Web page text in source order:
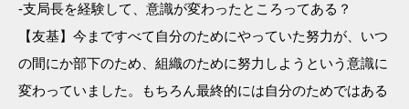
-支局長を経験して、意識が変わったところってある？
【友基】今まですべて自分のためにやっていた努力が、いつ
の間にか部下のため、組織のために努力しようという意識に
変わっていました。もちろん最終的には自分のためではある